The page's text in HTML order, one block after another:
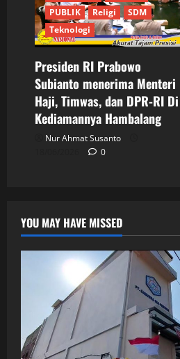
PUBLIK
Religi
SDM
Teknologi
Presiden RI Prabowo
Subianto menerima Menteri
Haji, Timwas, dan DPR-RI Di
Kediamannya Hambalang
Nur Ahmat Susanto
0
YOU MAY HAVE MISSED